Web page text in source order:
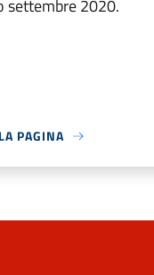
settembre 2020.
PAGINA